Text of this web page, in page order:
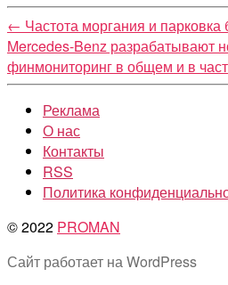
← Частота моргания и парковка
Mercedes-Benz разрабатывают
финмониторинг в общем и в
Реклама
О нас
Контакты
RSS
Политика
© 2022 PROMAN
Сайт работает на WordPress